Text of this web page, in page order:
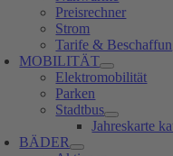
Preisrechner
Strom
Tarife &
MOBILITÄT
Elektromobilität
Parken
Stadtbus
Jahreskarte
BÄDER